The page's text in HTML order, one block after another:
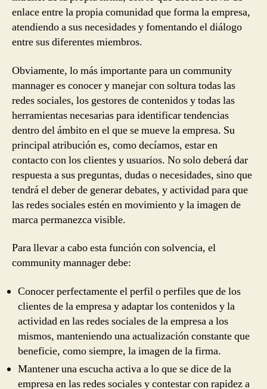
enlace entre la propia comunidad que forma la empresa,
atendiendo a sus necesidades y fomentando el diálogo
entre sus diferentes miembros.
Obviamente, lo más importante para un community
mannager es conocer y manejar con soltura todas las
redes sociales, los gestores de contenidos y todas las
herramientas necesarias para identificar tendencias
dentro del ámbito en el que se mueve la empresa. Su
principal atribución es, como decíamos, estar en
contacto con los clientes y usuarios. No solo deberá dar
respuesta a sus preguntas, dudas o necesidades, sino que
tendrá el deber de generar debates, y actividad para que
las redes sociales estén en movimiento y la imagen de
marca permanezca visible.
Para llevar a cabo esta función con solvencia, el
community mannager debe:
Conocer perfectamente el perfil o perfiles que de los
clientes de la empresa y adaptar los contenidos y la
actividad en las redes sociales de la empresa a los
mismos, manteniendo una actualización constante que
beneficie, como siempre, la imagen de la firma.
Mantener una escucha activa a lo que se dice de la
empresa en las redes sociales y contestar con rapidez a